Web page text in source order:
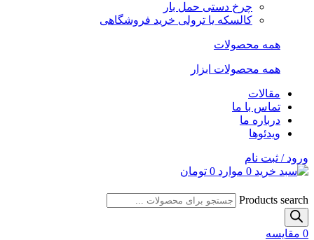
چرخ دستی حمل بار
کالسکه یا ترولی خرید فروشگاهی
همه محصولات
همه محصولات ابزار
مقالات
تماس با ما
درباره ما
ویدئوها
ورود / ثبت نام
0 موارد 0 تومان
Products search
0 مقایسه